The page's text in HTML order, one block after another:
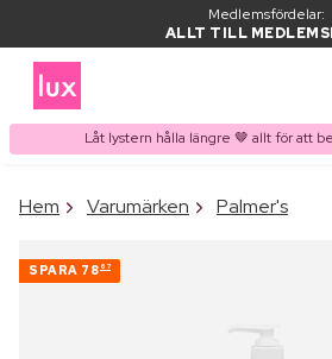
Medlemsfördelar:
ALLT TILL
Låt lystern hålla längre 🤎 allt för att
PRODUKT I
Hem Varumärken Palmer's
SPARA 78 67